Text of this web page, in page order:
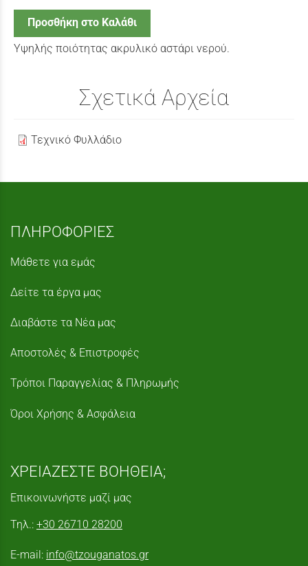
Προσθήκη στο Καλάθι
Υψηλής ποιότητας ακρυλικό αστάρι νερού.
Σχετικά Αρχεία
Τεχνικό Φυλλάδιο
ΠΛΗΡΟΦΟΡΙΕΣ
Μάθετε για εμάς
Δείτε τα έργα μας
Διαβάστε τα Νέα μας
Αποστολές & Επιστροφές
Τρόποι Παραγγελίας & Πληρωμής
Όροι Χρήσης & Ασφάλεια
ΧΡΕΙΑΖΕΣΤΕ ΒΟΗΘΕΙΑ;
Επικοινωνήστε μαζί μας
Τηλ.: +30 26710 28200
E-mail: info@tzouganatos.gr